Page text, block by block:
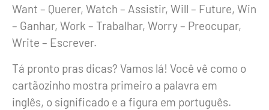
Want – Querer, Watch – Assistir, Will – Future, Win
– Ganhar, Work – Trabalhar, Worry – Preocupar,
Write – Escrever.
Tá pronto pras dicas? Vamos lá! Você vê como o
cartãozinho mostra primeiro a palavra em
inglês, o significado e a figura em português.